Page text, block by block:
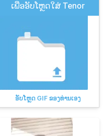
ເພື່ອອັບໂຫຼດໃສ່ Tenor
ອັບໂຫຼດ GIF ຂອງທ່ານເອງ